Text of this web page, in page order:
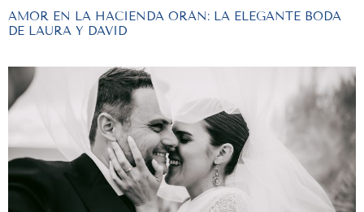
AMOR EN LA HACIENDA ORÁN: LA ELEGANTE BODA
DE LAURA Y DAVID